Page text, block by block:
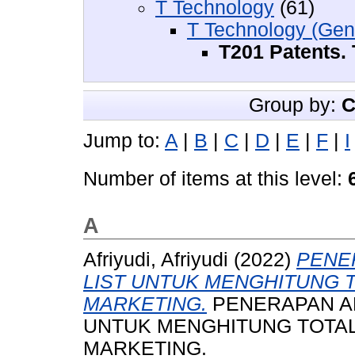
T Technology (61)
T Technology
T201 Patents.
Group by:
Jump to: A | B | C | D | E | F | I
Number of items at this level:
A
Afriyudi, Afriyudi (2022)
LIST UNTUK MENGHITUNG
MARKETING. PENERAPAN
UNTUK MENGHITUNG
MARKETING.